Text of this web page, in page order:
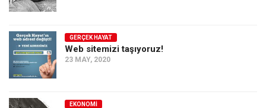
GERÇEK HAYAT
Web sitemizi taşıyoruz!
23 MAY, 2020
EKONOMI